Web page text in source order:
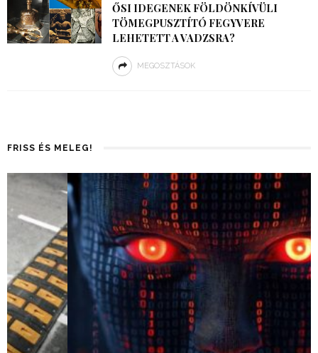
ŐSI IDEGENEK FÖLDÖNKÍVÜLI
TÖMEGPUSZTÍTÓ FEGYVERE
LEHETETT A VADZSRA?
MEGOSZTÁSOK
FRISS ÉS MELEG!